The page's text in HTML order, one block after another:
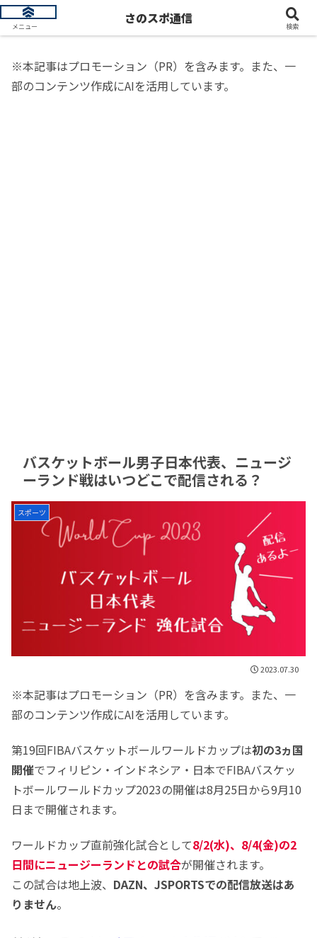
トレンド情報を発信します
※本記事はプロモーション（PR）を含みます。また、一
部のコンテンツ作成にAIを活用しています。
バスケットボール男子日本代表、ニュージ
ーランド戦はいつどこで配信される？
スポーツ
2023.07.30
※本記事はプロモーション（PR）を含みます。また、一
部のコンテンツ作成にAIを活用しています。
第19回FIBAバスケットボールワールドカップは初の3ヵ国
開催でフィリピン・インドネシア・日本でFIBAバスケッ
トボールワールドカップ2023の開催は8月25日から9月10
日まで開催されます。
ワールドカップ直前強化試合として8/2(水)、8/4(金)の2
日間にニュージーランドとの試合が開催されます。
この試合は地上波、 DAZN、JSPORTSでの配信放送はあ
りません。
メニュー
さのスポ通信
検索